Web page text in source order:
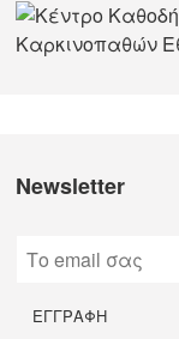
Newsletter